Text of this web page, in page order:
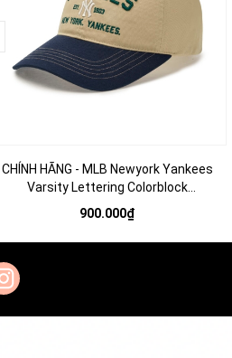
CHÍNH HÃNG - MLB Newyork Yankees
Varsity Lettering Colorblock
Unstructured Ball Cap - Mũ lưỡi trai nón
kết tone be
900.000₫